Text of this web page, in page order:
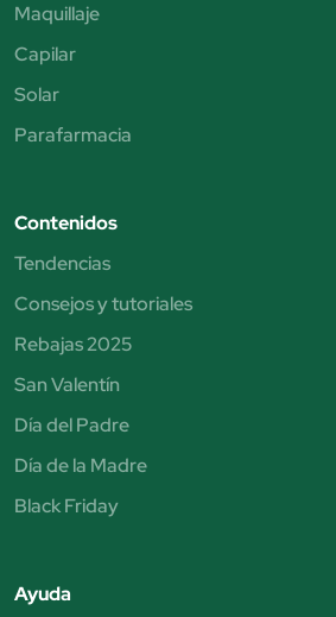
Maquillaje
Capilar
Solar
Parafarmacia
Contenidos
Tendencias
Consejos y tutoriales
Rebajas 2025
San Valentín
Día del Padre
Día de la Madre
Black Friday
Ayuda